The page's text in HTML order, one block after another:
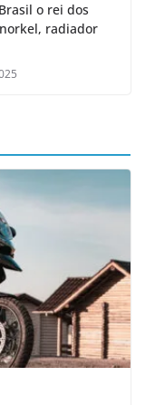
o rei dos
radiador